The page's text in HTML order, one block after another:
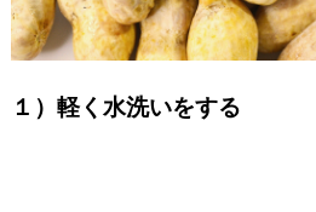
１）軽く水洗いをする